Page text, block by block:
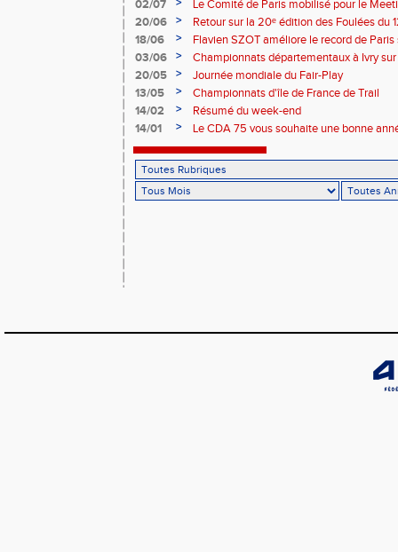
02/07
Le Comité de Paris mobilisé pour le
20/06
>
Retour sur la 20ᵉ édition des Foulées du
18/06
>
Flavien SZOT améliore le record de Paris
03/06
>
Championnats départementaux à Ivry
20/05
>
Journée mondiale du Fair-Play
13/05
>
Championnats d'île de France de Trail
14/02
>
Résumé du week-end
14/01
> Le CDA 75 vous souhaite une bonne